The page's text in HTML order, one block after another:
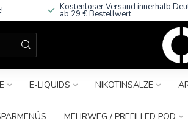
Kostenloser Versand innerhalb
ab 29 € Bestellwert
E-LIQUIDS NIKOTINSALZE
MEHRWEG / PREFILLED POD